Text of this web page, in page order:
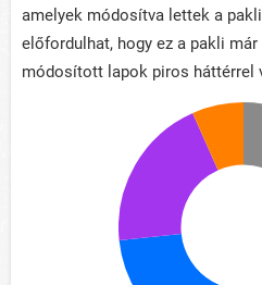
amelyek módosítva lettek a
előfordulhat, hogy ez a pakli
módosított lapok piros háttérrel